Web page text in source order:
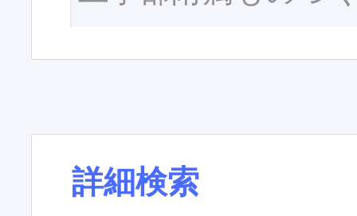
詳細検索